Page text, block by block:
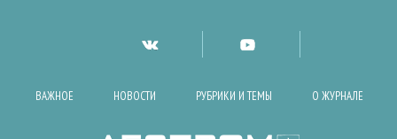
ВАЖНОЕ НОВОСТИ РУБРИКИ И ТЕМЫ О ЖУРНАЛЕ